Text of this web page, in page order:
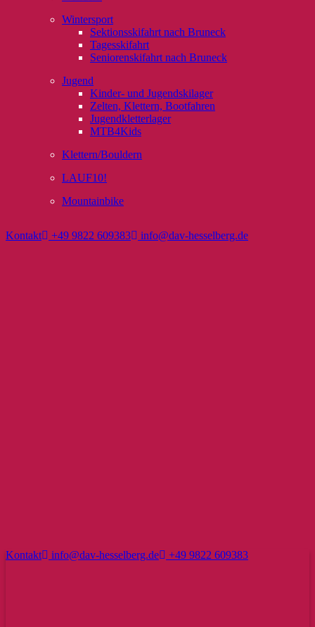
Wintersport
Sektionsskifahrt nach Bruneck
Tagesskifahrt
Seniorenskifahrt nach Bruneck
Jugend
Kinder- und Jugendskilager
Zelten, Klettern, Bootfahren
Jugendkletterlager
MTB4Kids
Klettern/Bouldern
LAUF10!
Mountainbike
Kontakt +49 9822 609383 info@dav-hesselberg.de
Kontakt info@dav-hesselberg.de +49 9822 609383